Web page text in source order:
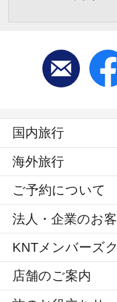
国内旅行
海外旅行
ご予約について
法人・企業のお
KNTメンバーズ
店舗のご案内